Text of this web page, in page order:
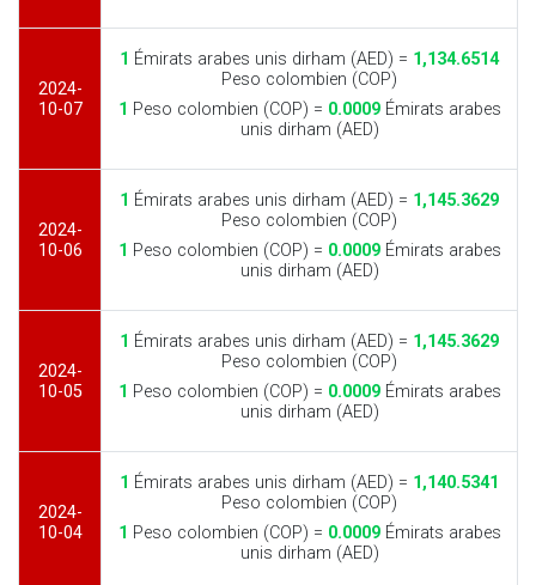
2024-
10-07
1 Émirats arabes unis dirham (AED) = 1,134.6514
Peso colombien (COP)
1 Peso colombien (COP) = 0.0009Émirats arabes
unis dirham (AED)
2024-
10-06
1 Émirats arabes unis dirham (AED) = 1,145.3629
Peso colombien (COP)
1 Peso colombien (COP) = 0.0009Émirats arabes
unis dirham (AED)
2024-
10-05
1 Émirats arabes unis dirham (AED) = 1,145.3629
Peso colombien (COP)
1 Peso colombien (COP) = 0.0009Émirats arabes
unis dirham (AED)
2024-
10-04
1 Émirats arabes unis dirham (AED) = 1,140.5341
Peso colombien (COP)
1 Peso colombien (COP) = 0.0009Émirats arabes
unis dirham (AED)